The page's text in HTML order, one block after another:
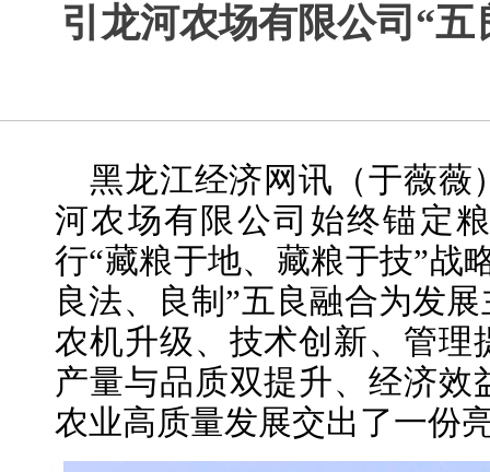
引龙河农场有限公司“
黑龙江经济网讯（于薇薇
河农场有限公司始终锚定
行“藏粮于地、藏粮于技”战
良法、良制”五良融合为发
农机升级、技术创新、管理
产量与品质双提升、经济
农业高质量发展交出了一份